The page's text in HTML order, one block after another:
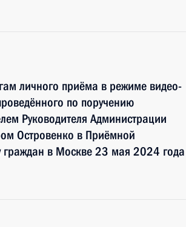
личного приёма в режиме видео-
по поручению
Руководителя Администрации
Островенко в Приёмной
граждан в Москве 23 мая 2024 года